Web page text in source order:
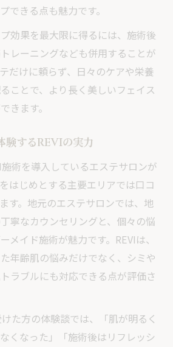
できる点も魅力です。
効果を最大限に得るには、施術後
レーニングなども併用することが
だけに頼らず、日々のケアや栄養
ことで、より長く美しいフェイス
きます。
験するREVIの実力
術を導入しているエステサロンが
はじめとする主要エリアでは口コ
す。地元のエステサロンでは、地
寧なカウンセリングと、個々の悩
メイド施術が魅力です。REVIは、
年齢肌の悩みだけでなく、シミや
ラブルにも対応できる点が評価さ
た方の体験談では、「肌が明るく
くなった」「施術後はリフレッシ